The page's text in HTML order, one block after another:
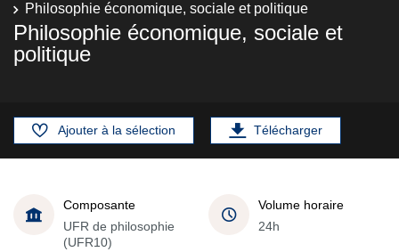
Philosophie économique, sociale et politique
Philosophie économique, sociale et
politique
Ajouter à la sélection Télécharger
Composante
UFR de philosophie
(UFR10)
Volume horaire
24h